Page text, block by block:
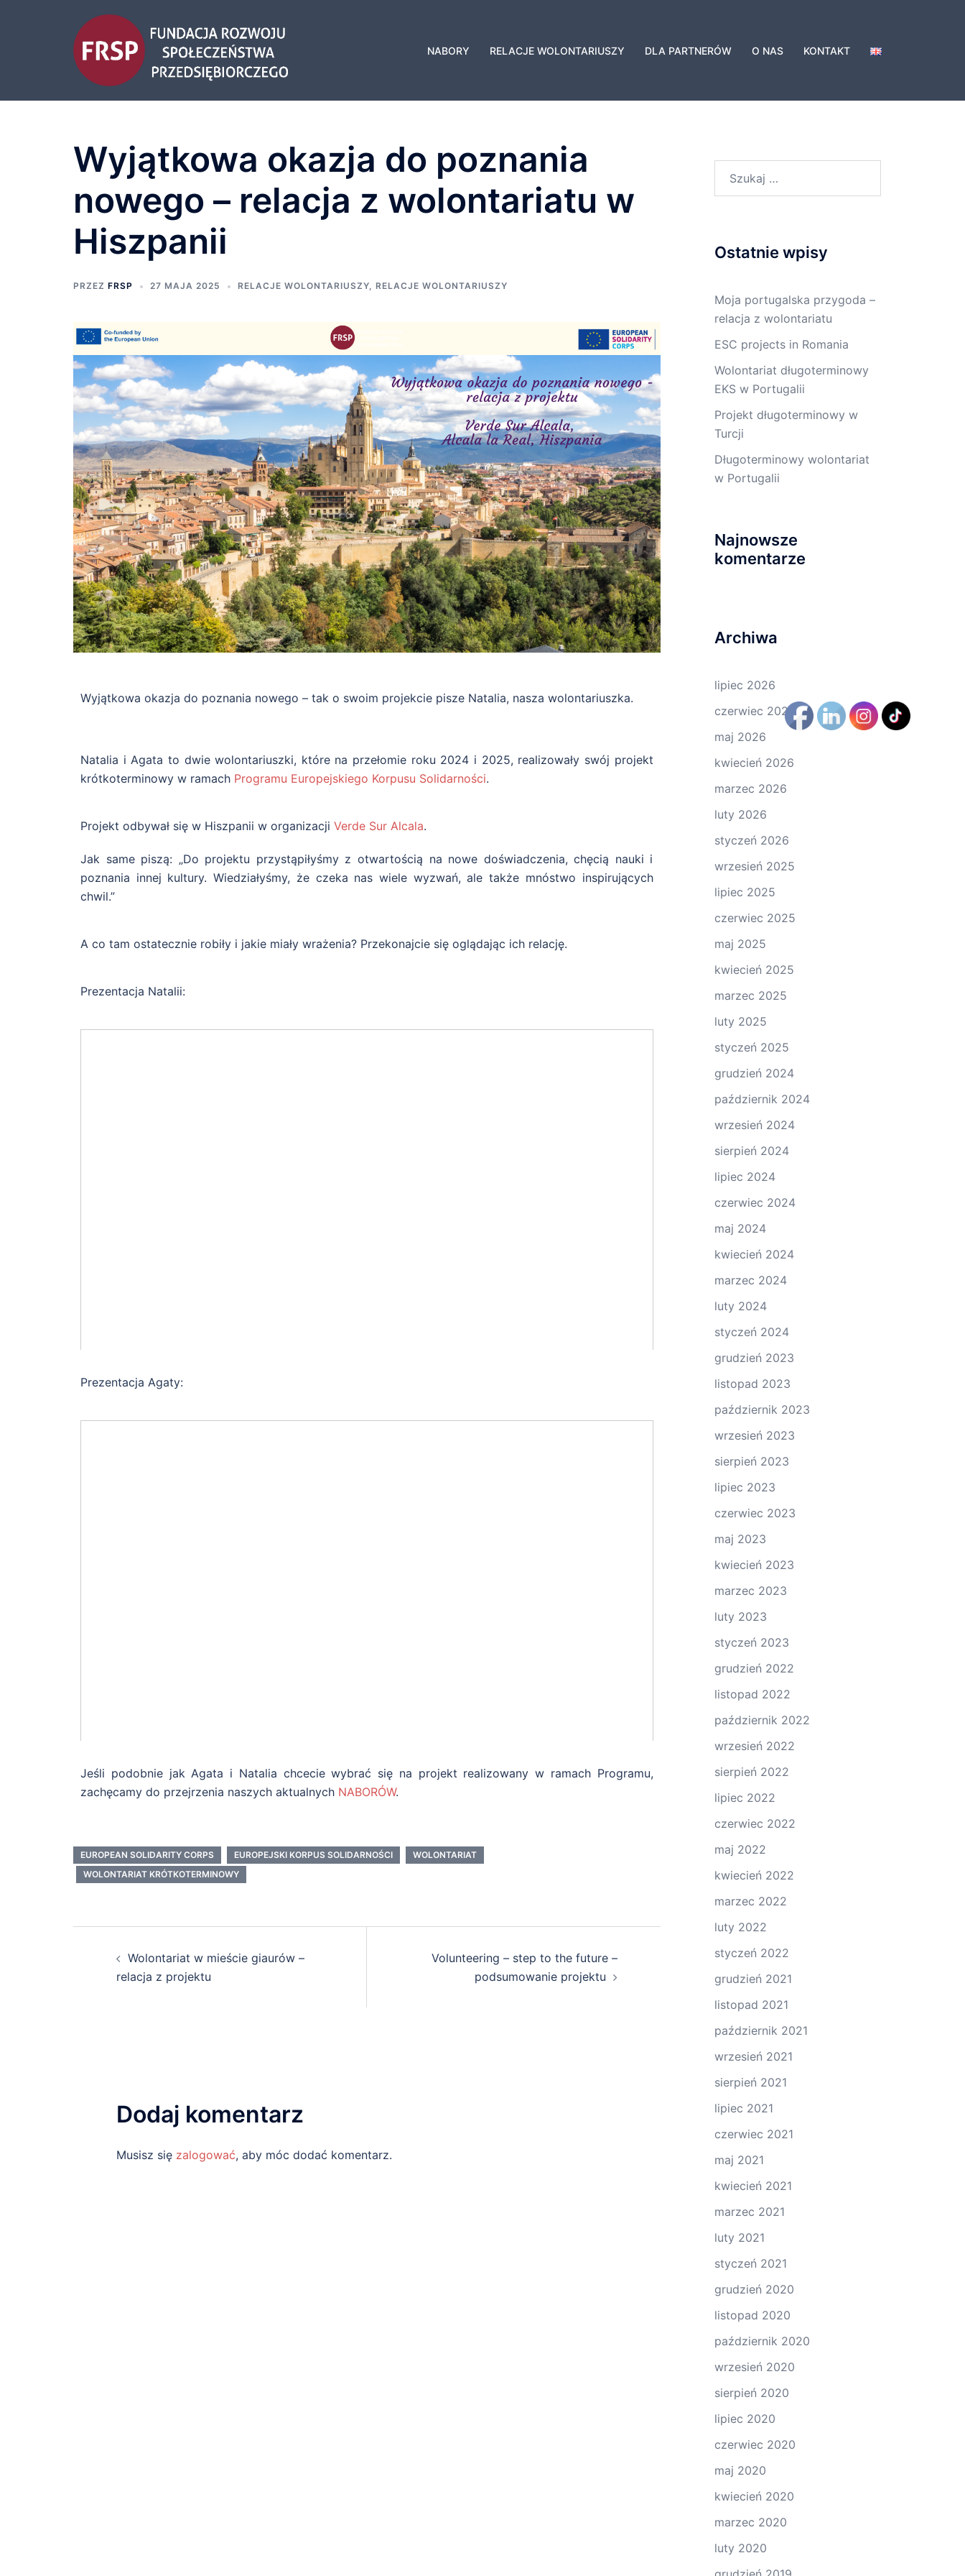
NABORY RELACJE WOLONTARIUSZY DLA PARTNERÓW O NAS KONTAKT
Wyjątkowa okazja do poznania
nowego – relacja z wolontariatu w
Hiszpanii
PRZEZ FRSP 27 MAJA 2025 RELACJE WOLONTARIUSZY, RELACJE WOLONTARIUSZY
Wyjątkowa okazja do poznania nowego – tak o swoim projekcie pisze Natalia, nasza wolontariuszka.
Natalia i Agata to dwie wolontariuszki, które na przełomie roku 2024 i 2025, realizowały swój projekt
krótkoterminowy w ramach Programu Europejskiego Korpusu Solidarności.
Projekt odbywał się w Hiszpanii w organizacji Verde Sur Alcala.
Jak same piszą: „Do projektu przystąpiłyśmy z otwartością na nowe doświadczenia, chęcią nauki i
poznania innej kultury. Wiedziałyśmy, że czeka nas wiele wyzwań, ale także mnóstwo inspirujących
chwil.”
A co tam ostatecznie robiły i jakie miały wrażenia? Przekonajcie się oglądając ich relację.
Prezentacja Natalii:
Prezentacja Agaty:
Jeśli podobnie jak Agata i Natalia chcecie wybrać się na projekt realizowany w ramach Programu,
zachęcamy do przejrzenia naszych aktualnych NABORÓW.
EUROPEAN SOLIDARITY CORPS EUROPEJSKI KORPUS SOLIDARNOŚCI
WOLONTARIAT
WOLONTARIAT KRÓTKOTERMINOWY
Wolontariat w mieście giaurów –
relacja z projektu
Volunteering – step to the future –
podsumowanie projektu
Dodaj komentarz
Musisz się zalogować, aby móc dodać komentarz.
Ostatnie wpisy
Moja portugalska przygoda –
relacja z wolontariatu
ESC projects in Romania
Wolontariat długoterminowy
EKS w Portugalii
Projekt długoterminowy w
Turcji
Długoterminowy wolontariat
w Portugalii
Najnowsze
komentarze
Archiwa
lipiec 2026
czerwiec 2026
maj 2026
kwiecień 2026
marzec 2026
luty 2026
styczeń 2026
wrzesień 2025
lipiec 2025
czerwiec 2025
maj 2025
kwiecień 2025
marzec 2025
luty 2025
styczeń 2025
grudzień 2024
październik 2024
wrzesień 2024
sierpień 2024
lipiec 2024
czerwiec 2024
maj 2024
kwiecień 2024
marzec 2024
luty 2024
styczeń 2024
grudzień 2023
listopad 2023
październik 2023
wrzesień 2023
sierpień 2023
lipiec 2023
czerwiec 2023
maj 2023
kwiecień 2023
marzec 2023
luty 2023
styczeń 2023
grudzień 2022
listopad 2022
październik 2022
wrzesień 2022
sierpień 2022
lipiec 2022
czerwiec 2022
maj 2022
kwiecień 2022
marzec 2022
luty 2022
styczeń 2022
grudzień 2021
listopad 2021
październik 2021
wrzesień 2021
sierpień 2021
lipiec 2021
czerwiec 2021
maj 2021
kwiecień 2021
marzec 2021
luty 2021
styczeń 2021
grudzień 2020
listopad 2020
październik 2020
wrzesień 2020
sierpień 2020
lipiec 2020
czerwiec 2020
maj 2020
kwiecień 2020
marzec 2020
luty 2020